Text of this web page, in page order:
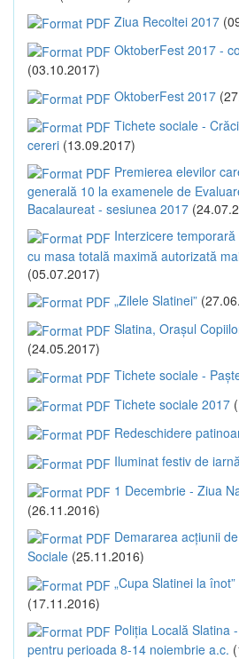
Ziua Recoltei 2017
OktoberFest 2017 -
(03.10.2017)
OktoberFest 2017
Tichete sociale -
cereri (13.09.2017)
Premierea elevilor
generală 10 la examenele de
Bacalaureat - sesiunea 2017
Interzicere
cu masa totală maximă autorizată
(05.07.2017)
„Zilele Slatinei”
Slatina, Orașul
(24.05.2017)
Tichete sociale -
Tichete sociale 2017
Redeschidere
Iluminat festiv de
1 Decembrie - Ziua
(26.11.2016)
Demararea acțiunii
Sociale (25.11.2016)
„Cupa Slatinei la
(17.11.2016)
Poliția Locală Slatina
pentru perioada 8-14 noiembrie a.c.